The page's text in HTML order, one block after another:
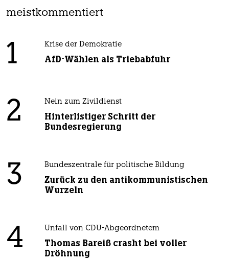
meistkommentiert
1 Krise der Demokratie
AfD-Wählen als Triebabfuhr
2 Nein zum Zivildienst
Hinterlistiger Schritt der
Bundesregierung
3 Bundeszentrale für politische Bildung
Zurück zu den antikommunistischen
Wurzeln
4 Unfall von CDU-Abgeordnetem
Thomas Bareiß crasht bei voller
Dröhnung